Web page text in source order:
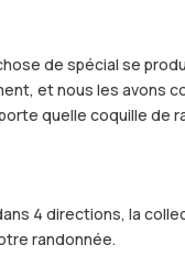
de spécial se
et nous les avons
quelle coquille
4 directions, la
randonnée.